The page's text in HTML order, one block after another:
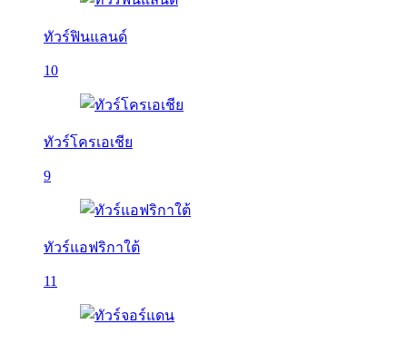
ทัวร์ฟินแลนด์
10
ทัวร์โครเอเชีย
9
ทัวร์แอฟริกาใต้
11